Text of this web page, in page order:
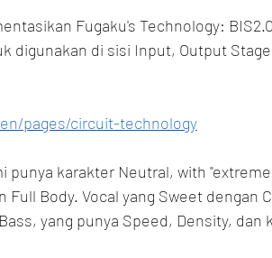
Fugaku's Technology:
digunakan di sisi Input, Output
pages/circuit-technology
punya karakter Neutral, with
Full Body. Vocal yang Sweet dengan
yang punya Speed, Density, dan